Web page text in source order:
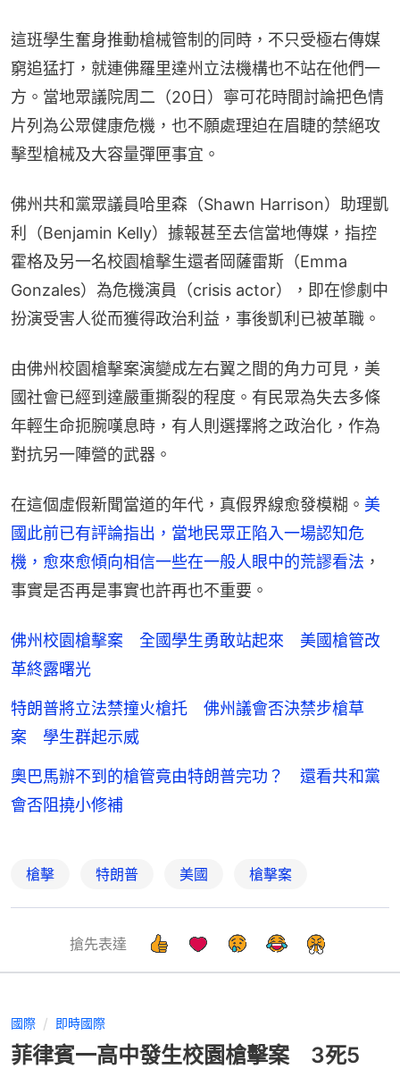
這班學生奮身推動槍械管制的同時，不只受極右傳媒
窮追猛打，就連佛羅里達州立法機構也不站在他們一
方。當地眾議院周二（20日）寧可花時間討論把色情
片列為公眾健康危機，也不願處理迫在眉睫的禁絕攻
擊型槍械及大容量彈匣事宜。
佛州共和黨眾議員哈里森（Shawn Harrison）助理凱
利（Benjamin Kelly）據報甚至去信當地傳媒，指控
霍格及另一名校園槍擊生還者岡薩雷斯（Emma
Gonzales）為危機演員（crisis actor），即在慘劇中
扮演受害人從而獲得政治利益，事後凱利已被革職。
由佛州校園槍擊案演變成左右翼之間的角力可見，美
國社會已經到達嚴重撕裂的程度。有民眾為失去多條
年輕生命扼腕嘆息時，有人則選擇將之政治化，作為
對抗另一陣營的武器。
在這個虛假新聞當道的年代，真假界線愈發模糊。 美
國此前已有評論指出，當地民眾正陷入一場認知危
機，愈來愈傾向相信一些在一般人眼中的荒謬看法 ，
事實是否再是事實也許再也不重要。
佛州校園槍擊案 全國學生勇敢站起來 美國槍管改
革終露曙光
特朗普將立法禁撞火槍托 佛州議會否決禁步槍草
案 學生群起示威
奧巴馬辦不到的槍管竟由特朗普完功？ 還看共和黨
會否阻撓小修補
槍擊 特朗普 美國 槍擊案
搶先表達
國際 即時國際
菲律賓一高中發生校園槍擊案 3死5